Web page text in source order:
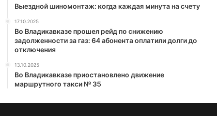
Выездной шиномонтаж: когда каждая минута на счету
17.10.2025
Во Владикавказе прошел рейд по снижению
задолженности за газ: 64 абонента оплатили долги до
отключения
13.10.2025
Во Владикавказе приостановлено движение
маршрутного такси № 35